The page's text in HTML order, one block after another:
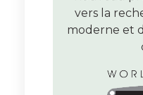
vers la
moderne et